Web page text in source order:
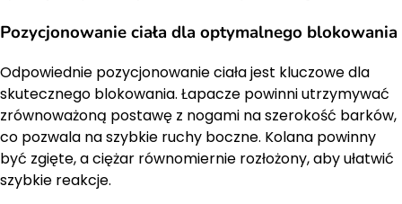
Pozycjonowanie ciała dla optymalnego blokowania
Odpowiednie pozycjonowanie ciała jest kluczowe dla
skutecznego blokowania. Łapacze powinni utrzymywać
zrównoważoną postawę z nogami na szerokość barków,
co pozwala na szybkie ruchy boczne. Kolana powinny
być zgięte, a ciężar równomiernie rozłożony, aby ułatwić
szybkie reakcje.